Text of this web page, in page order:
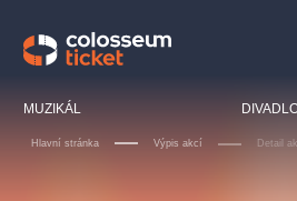
MUZIKÁL
Hlavní stránka Výpis akcí Detail